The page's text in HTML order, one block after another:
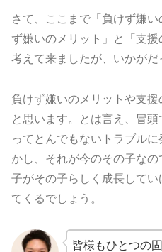
さて、ここまで「負けず嫌
ず嫌いのメリット」と「支
考えて来ましたが、いかがだ
負けず嫌いのメリットや支
と思います。とは言え、冒
ってとんでもないトラブル
かし、それが今のその子な
子がその子らしく成長して
てくるでしょう。
皆様もひとつの